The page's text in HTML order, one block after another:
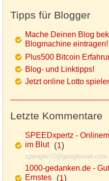
Tipps für Blogger
Mache Deinen Blog
Blogmachine eintragen!
Plus500 Bitcoin
Blog- und Linktipps!
Jetzt online Lotto
Letzte Kommentare
SPEEDxpertz -
im Blut(1)
spengler72@googlemail.com
1000-gedanken.de -
Ernstes (1)